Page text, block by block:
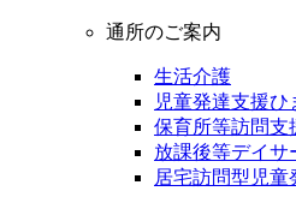
通所のご案内
生活介護
児童発達支援ひ
保育所等訪問支
放課後等デイサ
居宅訪問型児童